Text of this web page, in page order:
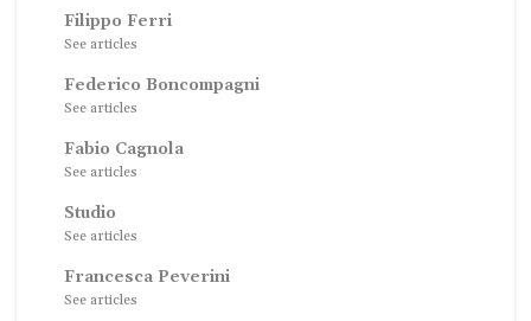
Filippo Ferri
See articles
Federico Boncompagni
See articles
Fabio Cagnola
See articles
Studio
See articles
Francesca Peverini
See articles